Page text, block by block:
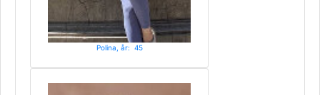
Polina, år: 45